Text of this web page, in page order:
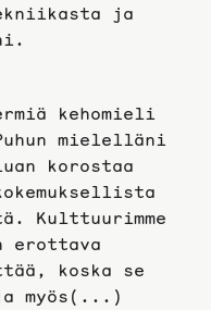
ja
kehomieli
mielelläni
korostaa
Kulttuurimme
erottava
koska se
myös(...)